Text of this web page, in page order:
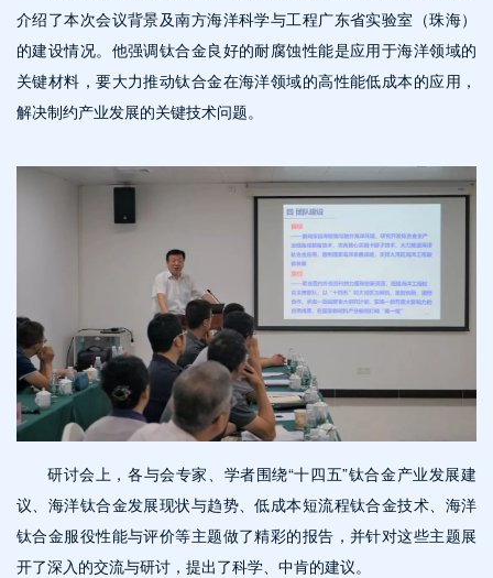
介绍了本次会议背景及南方海洋科学与工程广东省实验室（珠海）
的建设情况。他强调钛合金良好的耐腐蚀性能是应用于海洋领域的
关键材料，要大力推动钛合金在海洋领域的高性能低成本的应用，
解决制约产业发展的关键技术问题。
研讨会上，各与会专家、学者围绕“十四五”钛合金产业发展建
议、海洋钛合金发展现状与趋势、低成本短流程钛合金技术、海洋
钛合金服役性能与评价等主题做了精彩的报告，并针对这些主题展
开了深入的交流与研讨，提出了科学、中肯的建议。